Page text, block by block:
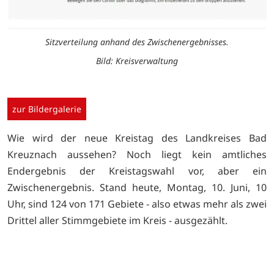
Sitzverteilung anhand des Zwischenergebnisses.
Bild: Kreisverwaltung
zur Bildergalerie
Wie wird der neue Kreistag des Landkreises Bad
Kreuznach aussehen? Noch liegt kein amtliches
Endergebnis der Kreistagswahl vor, aber ein
Zwischenergebnis. Stand heute, Montag, 10. Juni, 10
Uhr, sind 124 von 171 Gebiete - also etwas mehr als zwei
Drittel aller Stimmgebiete im Kreis - ausgezählt.